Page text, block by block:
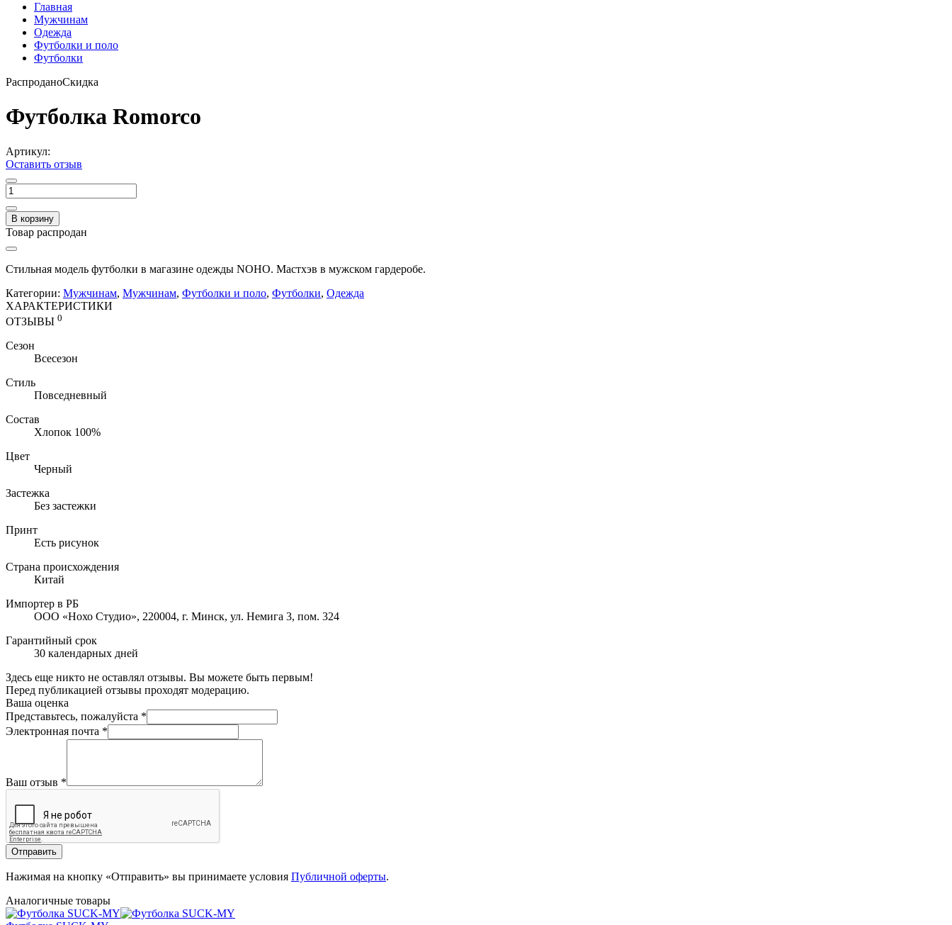
Главная
Мужчинам
Одежда
Футболки и поло
Футболки
РаспроданоСкидка
Футболка Romorco
Артикул:
Оставить отзыв
В корзину
Товар распродан
Стильная модель футболки в магазине одежды NOHO. Мастхэв в мужском гардеробе.
Категории: Мужчинам, Мужчинам, Футболки и поло, Футболки, Одежда
ХАРАКТЕРИСТИКИ
ОТЗЫВЫ 0
Сезон
Всесезон
Стиль
Повседневный
Состав
Хлопок 100%
Цвет
Черный
Застежка
Без застежки
Принт
Есть рисунок
Страна происхождения
Китай
Импортер в РБ
ООО «Нохо Студио», 220004, г. Минск, ул. Немига 3, пом. 324
Гарантийный срок
30 календарных дней
Здесь еще никто не оставлял отзывы. Вы можете быть первым!
Перед публикацией отзывы проходят модерацию.
Ваша оценка
Представьтесь, пожалуйста *
Электронная почта *
Ваш отзыв *
Отправить
Нажимая на кнопку «Отправить» вы принимаете условия Публичной оферты.
Аналогичные товары